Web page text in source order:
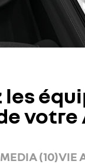
votre
(10)VIE